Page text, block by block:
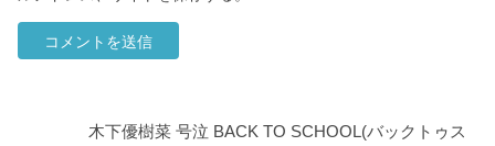
木下優樹菜 号泣 BACK TO SCHOOL(バックトゥス